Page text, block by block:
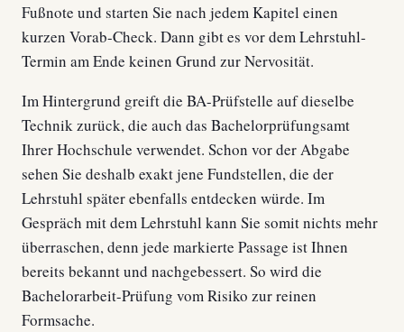
Fußnote und starten Sie nach jedem Kapitel einen
kurzen Vorab-Check. Dann gibt es vor dem Lehrstuhl-
Termin am Ende keinen Grund zur Nervosität.
Im Hintergrund greift die BA-Prüfstelle auf dieselbe
Technik zurück, die auch das Bachelorprüfungsamt
Ihrer Hochschule verwendet. Schon vor der Abgabe
sehen Sie deshalb exakt jene Fundstellen, die der
Lehrstuhl später ebenfalls entdecken würde. Im
Gespräch mit dem Lehrstuhl kann Sie somit nichts mehr
überraschen, denn jede markierte Passage ist Ihnen
bereits bekannt und nachgebessert. So wird die
Bachelorarbeit-Prüfung vom Risiko zur reinen
Formsache.